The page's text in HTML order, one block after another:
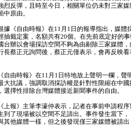
烈反彈，且時至今日，相關單位仍未對三家
中原由。
據《自由時報》在11月1日的報導指出，媒體
抽籤定案，名額共有20個。在先前底定好的
台辦以會場採訪空間不夠為由剔除三家媒體
長蔡正元詢問後，蔡正元僅表示，會再反映
自由時報》在11月1日特地放上聲明一欄，聲
大抗議，強調取消採訪權是針對性限縮在中
選擇性排除台灣媒體接近新聞事件的自由。
上報》主筆李濠仲表示，記者在事前申請程
到了現場被以空間不足請出。事件發生當下
其他媒體一樣，但之後發現僅三家媒體被請